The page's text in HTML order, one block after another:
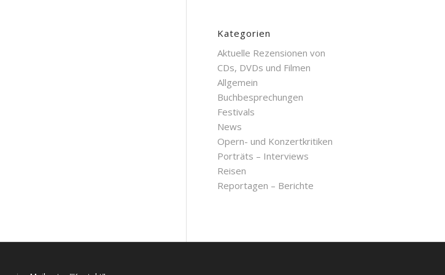
Kategorien
Aktuelle Rezensionen von
CDs, DVDs und Filmen
Allgemein
Buchbesprechungen
Festivals
News
Opern- und Konzertkritiken
Porträts – Interviews
Reisen
Reportagen – Berichte